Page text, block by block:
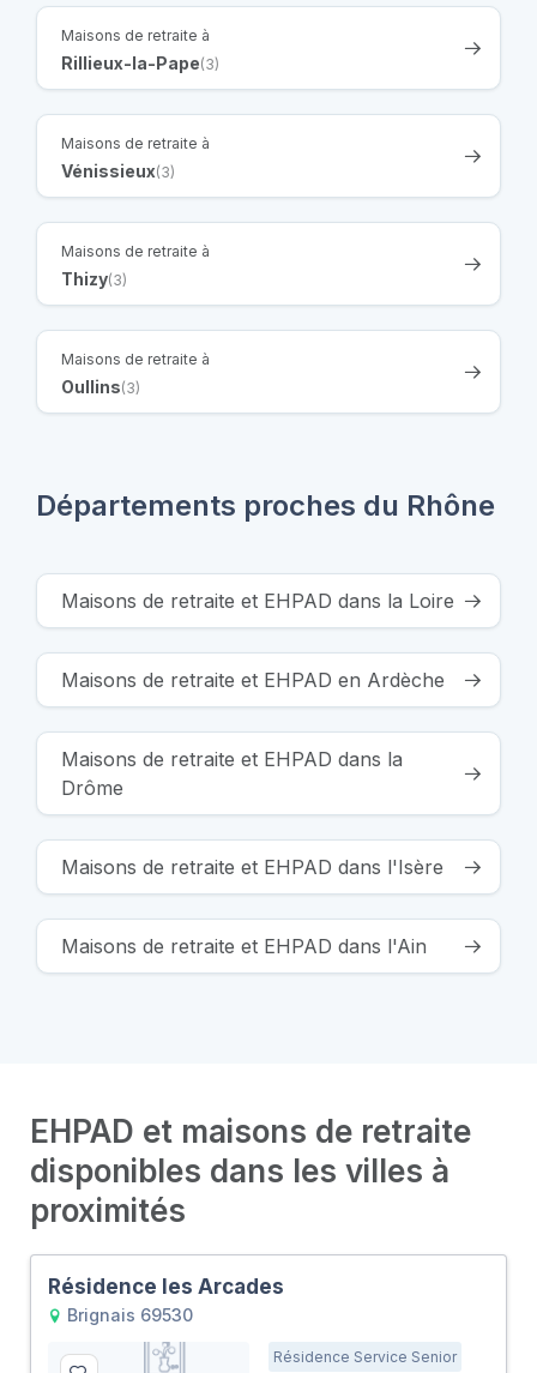
Maisons de retraite à
Rillieux-la-Pape(3)
Maisons de retraite à
Vénissieux(3)
Maisons de retraite à
Thizy(3)
Maisons de retraite à
Oullins(3)
Départements proches du Rhône
Maisons de retraite et EHPAD dans la Loire
Maisons de retraite et EHPAD en Ardèche
Maisons de retraite et EHPAD dans la
Drôme
Maisons de retraite et EHPAD dans l'Isère
Maisons de retraite et EHPAD dans l'Ain
EHPAD et maisons de retraite
disponibles dans les villes à
proximités
Résidence les Arcades
Brignais 69530
Résidence Service Senior